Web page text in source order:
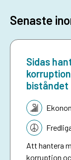
Senaste
Sidas
biståndet
Tematik:
Att hantera
korruption